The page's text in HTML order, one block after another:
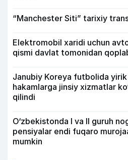
“Manchester Siti” tarixiy
Elektromobil xaridi uchun
qismi davlat tomonidan
Janubiy Koreya futbolida
hakamlarga jinsiy xizmatlar
qilindi
O‘zbekistonda I va II guruh
pensiyalar endi fuqaro
mumkin